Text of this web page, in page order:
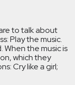
to talk about
Play the music.
the music is
which they
Cry like a girl;